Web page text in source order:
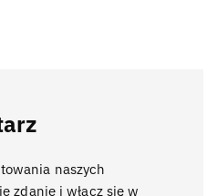
naszych
zdanie i włącz się w